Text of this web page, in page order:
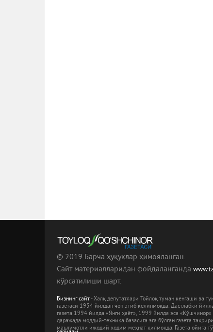
© 2019 Барча ҳуқуқлар ҳимояланган.
Сайт материалларидан фойдаланганда
кўрсатилиши шарт.
Бизнинг сайт- Халқ депутатлари Тойлоқ туман кенгаши ва
газетаси 1954 йилдан чоп этиб келинмоқда. Дастлабки
газета 1994 йилда «Янги ҳаёт», 1999 йилда эса «Қўшчинор»
даражада моддий-техника базасига эга бўлган газета
маълумотли ижодий ходим меҳнат қилмоқда. Газета ойига